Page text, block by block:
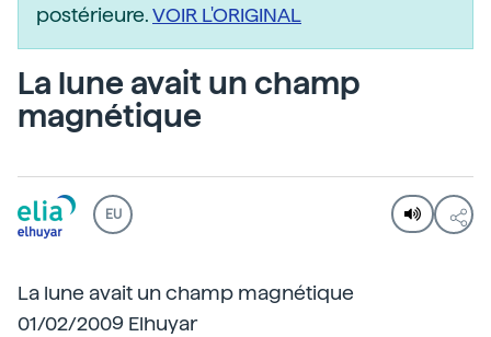
postérieure.VOIR L'ORIGINAL
La lune avait un champ
magnétique
EU
La lune avait un champ magnétique
01/02/2009 Elhuyar